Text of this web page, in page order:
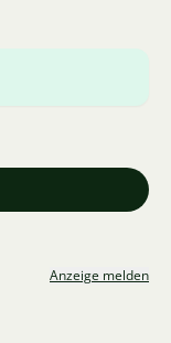
Anzeige melden